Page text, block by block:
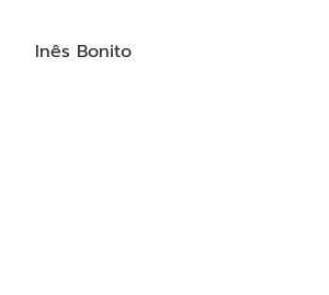
Inês Bonito